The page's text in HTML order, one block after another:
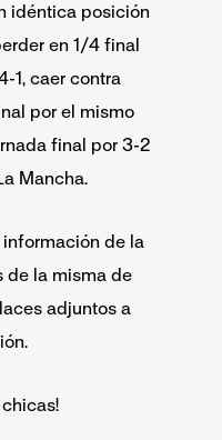
idéntica posición
en 1/4 final
1, caer contra
por el mismo
final por 3-2
Mancha.
de la
de la misma de
adjuntos a